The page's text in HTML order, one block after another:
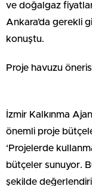
ve doğalgaz
Ankara’da gerekli
konuştu.
Proje havuzu
İzmir Kalkınma
önemli proje
‘Projelerde
bütçeler sunuyor.
şekilde